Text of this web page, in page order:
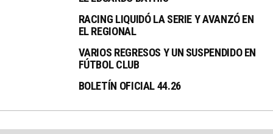
RACING LIQUIDÓ LA SERIE Y AVANZÓ EN
EL REGIONAL
VARIOS REGRESOS Y UN SUSPENDIDO EN
FÚTBOL CLUB
BOLETÍN OFICIAL 44.26